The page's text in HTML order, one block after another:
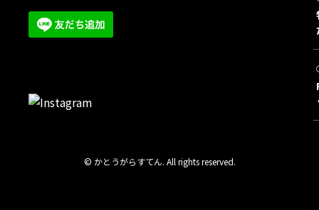
© かとうがらすてん. All rights reserved.